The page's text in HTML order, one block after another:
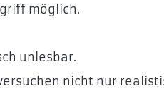
möglich.
unlesbar.
nicht nur